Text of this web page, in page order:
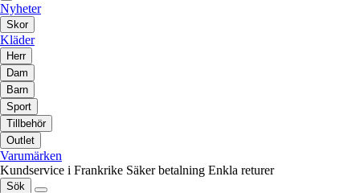
Nyheter
Skor
Kläder
Herr
Dam
Barn
Sport
Tillbehör
Outlet
Varumärken
Kundservice i Frankrike Säker betalning Enkla returer
Sök